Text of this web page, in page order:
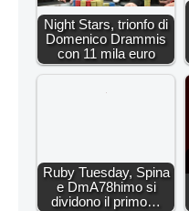
Night Stars, trionfo di
Domenico Drammis
con 11 mila euro
Ruby Tuesday, Spina
e DmA78himo si
dividono il primo…